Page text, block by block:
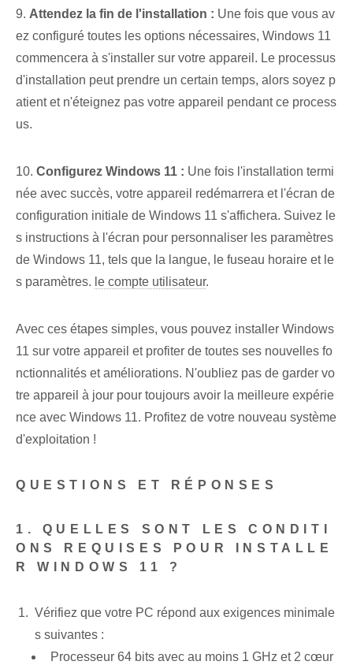
9. Attendez la fin de l'installation : Une fois que vous av
ez configuré toutes les options nécessaires, Windows 11
commencera à s'installer sur votre appareil. Le ⁤processus
d'installation peut prendre un certain temps, alors⁢ soyez p
atient et n'éteignez pas votre appareil ‌pendant ‌ce process
us.
10. Configurez Windows 11 : Une fois l'installation termi
née avec succès, votre appareil redémarrera et l'écran de
configuration initiale de Windows 11 s'affichera. Suivez le
s instructions à l'écran pour personnaliser les paramètres
de Windows 11, tels que la langue, le fuseau horaire et le
s paramètres. le compte utilisateur.
Avec ces étapes simples, vous pouvez installer Windows
11 sur votre appareil et profiter de toutes ses nouvelles fo
nctionnalités et améliorations. N'oubliez pas de garder vo
tre appareil à jour pour toujours avoir la meilleure expérie
nce avec Windows 11. Profitez de votre nouveau système
d'exploitation !
QUESTIONS ET RÉPONSES
1. QUELLES SONT LES CONDITI
ONS REQUISES POUR INSTALLE
R WINDOWS 11 ?
Vérifiez que votre PC répond aux exigences minimale
s suivantes :
Processeur 64 bits avec au moins 1 GHz et 2 cœur